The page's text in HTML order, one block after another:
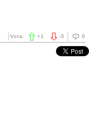
0
-0
Vota: +1